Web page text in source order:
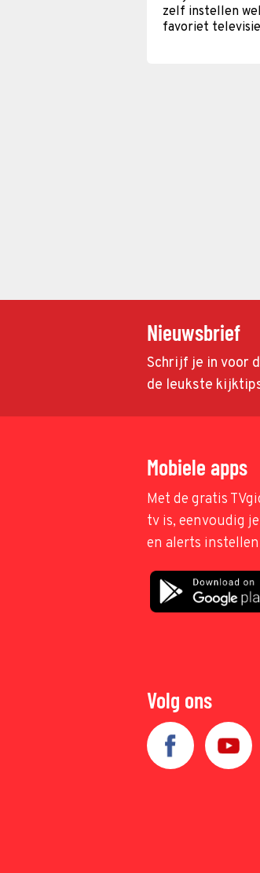
zelf instellen
favoriet
Nieuwsbrief
Schrijf je in voor
de leukste
Mobiele apps
Met de gratis
tv is, eenvoudig
en alerts
Volg ons